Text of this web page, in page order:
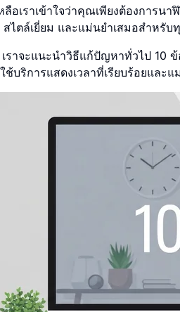
อเราเข้าใจว่าคุณเพียงต้องการน
สไตล์เยี่ยม และแม่นยำเสมอสำหรับ
าจะแนะนำวิธีแก้ปัญหาทั่วไป 10
บริการแสดงเวลาที่เรียบร้อยและ